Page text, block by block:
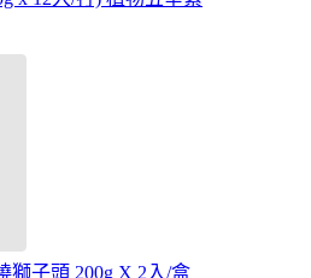
獅子頭 200g X 2入/盒